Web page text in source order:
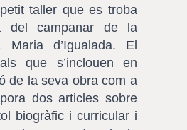
taller que es troba
del campanar de la
d’Igualada. El
que s’inclouen en
de la seva obra com a
dos articles sobre
biogràfic i curricular i